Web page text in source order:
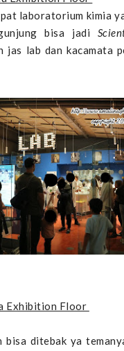
laboratorium kimia
bisa jadi
jas lab dan kacamata
Exhibition Floor
ditebak ya